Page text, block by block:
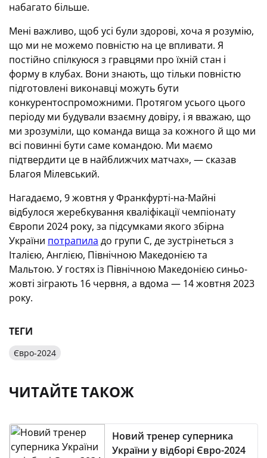
набагато більше.
Мені важливо, щоб усі були здорові, хоча я розумію,
що ми не можемо повністю на це впливати. Я
постійно спілкуюся з гравцями про їхній стан і
форму в клубах. Вони знають, що тільки повністю
підготовлені виконавці можуть бути
конкурентоспроможними. Протягом усього цього
періоду ми будували взаємну довіру, і я вважаю, що
ми зрозуміли, що команда вища за кожного й що ми
всі повинні бути саме командою. Ми маємо
підтвердити це в найближчих матчах», — сказав
Благоя Мілевський.
Нагадаємо, 9 жовтня у Франкфурті-на-Майні
відбулося жеребкування кваліфікації чемпіонату
Європи 2024 року, за підсумками якого збірна
України потрапила до групи С, де зустрінеться з
Італією, Англією, Північною Македонією та
Мальтою. У гостях із Північною Македонією синьо-
жовті зіграють 16 червня, а вдома — 14 жовтня 2023
року.
ТЕГИ
Євро-2024
ЧИТАЙТЕ ТАКОЖ
Новий тренер суперника
України у відборі Євро-2024